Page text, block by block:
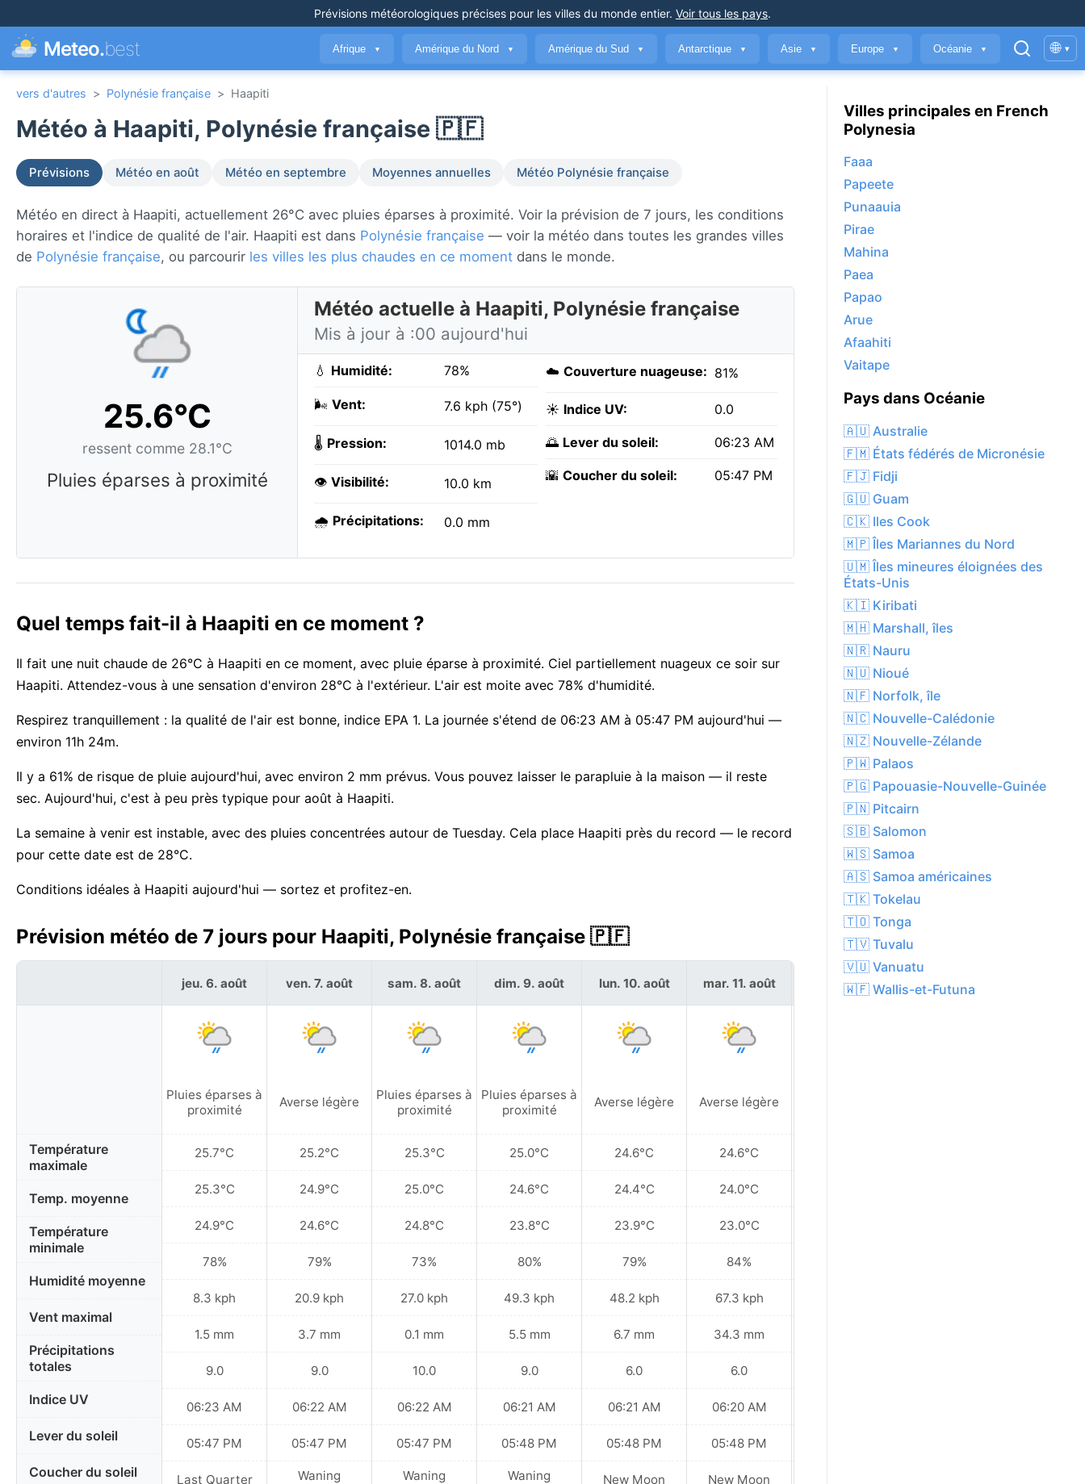
Prévisions météorologiques précises pour les villes du monde entier. Voir tous les pays.
Meteo.best Afrique ▼ Amérique du Nord ▼ Amérique du Sud ▼ Antarctique ▼ Asie ▼ Europe ▼ Océanie ▼ 🌐 ▾
vers d'autres > Polynésie française > Haapiti
Météo à Haapiti, Polynésie française 🇵🇫
Prévisions Météo en août Météo en septembre Moyennes annuelles Météo Polynésie française
Météo en direct à Haapiti, actuellement 26°C avec pluies éparses à proximité. Voir la prévision de 7 jours, les conditions
horaires et l'indice de qualité de l'air. Haapiti est dans Polynésie française — voir la météo dans toutes les grandes villes
de Polynésie française, ou parcourir les villes les plus chaudes en ce moment dans le monde.
25.6°C
ressent comme 28.1°C
Pluies éparses à proximité
Météo actuelle à Haapiti, Polynésie française
Mis à jour à :00 aujourd'hui
💧 Humidité: 78%
🌬️ Vent: 7.6 kph (75°)
🌡️ Pression: 1014.0 mb
👁️ Visibilité: 10.0 km
🌧️ Précipitations: 0.0 mm
☁️ Couverture nuageuse: 81%
☀️ Indice UV: 0.0
🌅 Lever du soleil: 06:23 AM
🌇 Coucher du soleil: 05:47 PM
Quel temps fait-il à Haapiti en ce moment ?
Il fait une nuit chaude de 26°C à Haapiti en ce moment, avec pluie éparse à proximité. Ciel partiellement nuageux ce soir sur
Haapiti. Attendez-vous à une sensation d'environ 28°C à l'extérieur. L'air est moite avec 78% d'humidité.
Respirez tranquillement : la qualité de l'air est bonne, indice EPA 1. La journée s'étend de 06:23 AM à 05:47 PM aujourd'hui —
environ 11h 24m.
Il y a 61% de risque de pluie aujourd'hui, avec environ 2 mm prévus. Vous pouvez laisser le parapluie à la maison — il reste
sec. Aujourd'hui, c'est à peu près typique pour août à Haapiti.
La semaine à venir est instable, avec des pluies concentrées autour de Tuesday. Cela place Haapiti près du record — le record
pour cette date est de 28°C.
Conditions idéales à Haapiti aujourd'hui — sortez et profitez-en.
Prévision météo de 7 jours pour Haapiti, Polynésie française 🇵🇫
Température
maximale
Temp. moyenne
Température
minimale
Humidité moyenne
Vent maximal
Précipitations
totales
Indice UV
Lever du soleil
Coucher du soleil
jeu. 6. août
Pluies éparses à
proximité
25.7°C
25.3°C
24.9°C
78%
8.3 kph
1.5 mm
9.0
06:23 AM
05:47 PM
Last Quarter
ven. 7. août
Averse légère
25.2°C
24.9°C
24.6°C
79%
20.9 kph
3.7 mm
9.0
06:22 AM
05:47 PM
Waning
sam. 8. août
Pluies éparses à
proximité
25.3°C
25.0°C
24.8°C
73%
27.0 kph
0.1 mm
10.0
06:22 AM
05:47 PM
Waning
dim. 9. août
Pluies éparses à
proximité
25.0°C
24.6°C
23.8°C
80%
49.3 kph
5.5 mm
9.0
06:21 AM
05:48 PM
Waning
lun. 10. août
Averse légère
24.6°C
24.4°C
23.9°C
79%
48.2 kph
6.7 mm
6.0
06:21 AM
05:48 PM
New Moon
mar. 11. août
Averse légère
24.6°C
24.0°C
23.0°C
84%
67.3 kph
34.3 mm
6.0
06:20 AM
05:48 PM
New Moon
mer. 12. août
Villes principales en French
Polynesia
Faaa
Papeete
Punaauia
Pirae
Mahina
Paea
Papao
Arue
Afaahiti
Vaitape
Pays dans Océanie
🇦🇺 Australie
🇫🇲 États fédérés de Micronésie
🇫🇯 Fidji
🇬🇺 Guam
🇨🇰 Iles Cook
🇲🇵 Îles Mariannes du Nord
🇺🇲 Îles mineures éloignées des
États-Unis
🇰🇮 Kiribati
🇲🇭 Marshall, îles
🇳🇷 Nauru
🇳🇺 Nioué
🇳🇫 Norfolk, île
🇳🇨 Nouvelle-Calédonie
🇳🇿 Nouvelle-Zélande
🇵🇼 Palaos
🇵🇬 Papouasie-Nouvelle-Guinée
🇵🇳 Pitcairn
🇸🇧 Salomon
🇼🇸 Samoa
🇦🇸 Samoa américaines
🇹🇰 Tokelau
🇹🇴 Tonga
🇹🇻 Tuvalu
🇻🇺 Vanuatu
🇼🇫 Wallis-et-Futuna